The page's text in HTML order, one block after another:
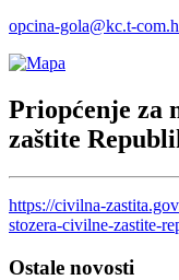
opcina-gola@kc.t-
Priopćenje za
zaštite
https://civilna-
stozera-civilne-zastite-
Ostale novosti